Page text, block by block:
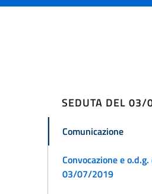
SEDUTA DEL
Comunicazione
Convocazione e o.d.g.
03/07/2019